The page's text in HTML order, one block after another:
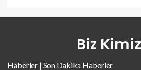
Biz Kimiz
Haberler | Son Dakika Haberler